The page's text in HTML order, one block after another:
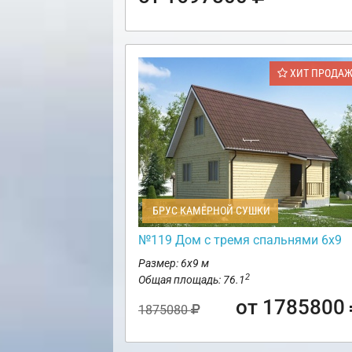
ХИТ ПРОДАЖ
БРУС КАМЕРНОЙ СУШКИ
№119 Дом с тремя спальнями 6х9
Размер: 6х9 м
Общая площадь: 76.12
1875080 от 1785800